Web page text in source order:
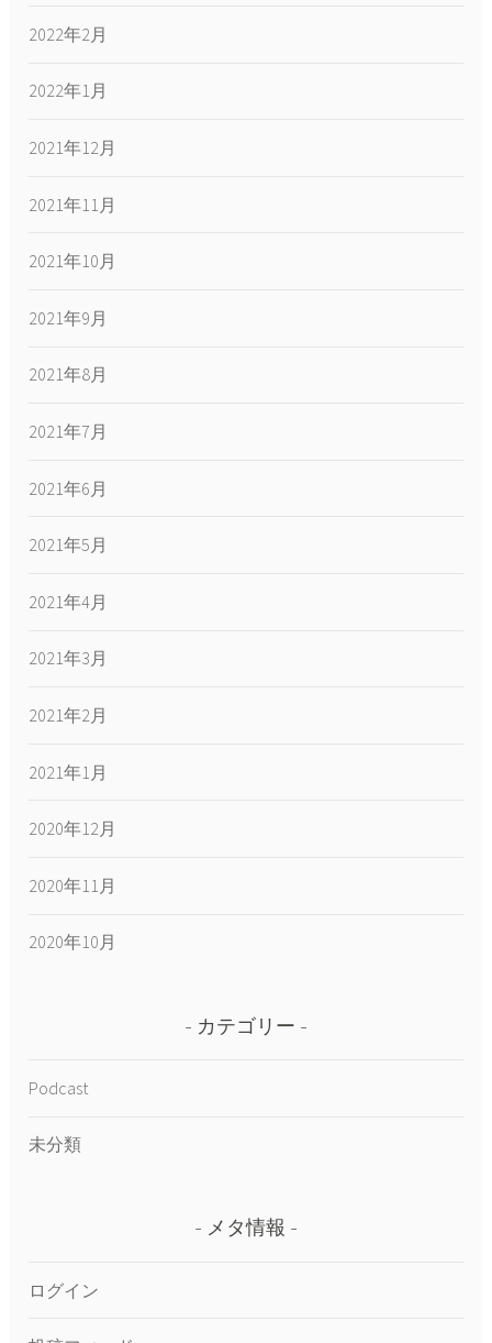
2022年2月
2022年1月
2021年12月
2021年11月
2021年10月
2021年9月
2021年8月
2021年7月
2021年6月
2021年5月
2021年4月
2021年3月
2021年2月
2021年1月
2020年12月
2020年11月
2020年10月
カテゴリー
Podcast
未分類
メタ情報
ログイン